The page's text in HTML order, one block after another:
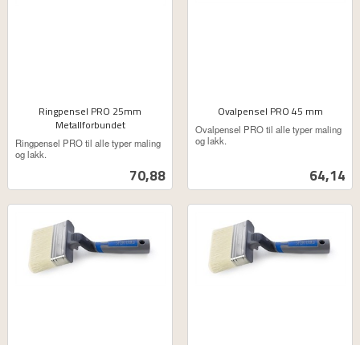
Ringpensel PRO 25mm
Metallforbundet
Pris
70,88
ekskl.
mva.
Ringpensel PRO til alle typer maling
og lakk.
Ovalpensel PRO 45 mm
Pris
64,14
ekskl.
mva.
Ovalpensel PRO til alle typer maling
og lakk.